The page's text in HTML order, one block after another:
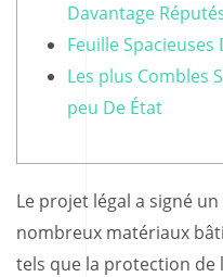
Davantage
Feuille Spacieuses
Les plus Combles
peu De État
Le projet légal a signé
nombreux matériaux
tels que la protection de